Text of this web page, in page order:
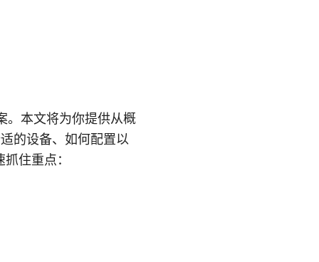
。本文将为你提供从概
的设备、如何配置以
住重点：